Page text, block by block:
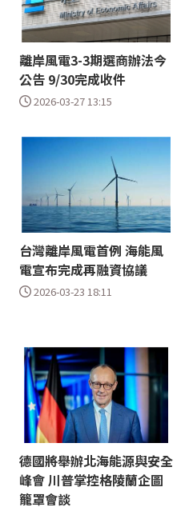
離岸風電3-3期選商辦法今
公告 9/30完成收件
2026-03-27 13:15
台灣離岸風電首例 海能風
電宣布完成再融資協議
2026-03-23 18:11
德國將舉辦北海能源與安全
峰會 川普掌控格陵蘭企圖
籠罩會談